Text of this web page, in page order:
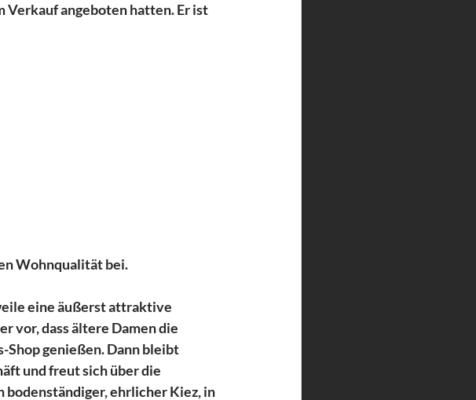
Verkauf angeboten hatten. Er ist
Wohnqualität bei.
eine äußerst attraktive
vor, dass ältere Damen die
Shop genießen. Dann bleibt
und freut sich über die
bodenständiger, ehrlicher Kiez, in